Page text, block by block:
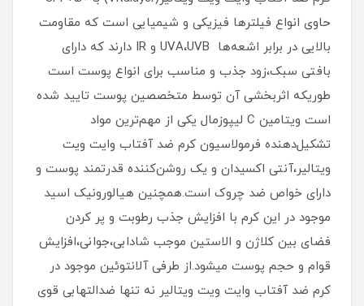
حاوی انواع فیلترها فیزیکی و شیمیایی است که مقاومت
بالایی در برابر اشعه‌ها UVA،UVB و IR دارند که دارای
بافتی سبک،زود جذب و مناسب برای انواع پوست است
طوریکه اثربخشی آن توسط متخصصین پوست تایید شده
است ویتامین C لیپوزمال یکی از مهم‌ترین مواد
تشکیل‌دهنده فرمولاسیون كرم ضد آفتاب وايت ويت
ويتالير،آنتی اکسیدان و یک روشن‌کننده قدرتمند پوست و
دارای خواص ضد چروک است.همچنین هیالورونیک اسید
موجود در این کرم با افزایش جذب رطوبت و پر کردن
فضای بین کلاژن و الاستین موجب شادابی،جوانی،افزایش
قوام و حجم پوست میشود.از طرفی آلانتوئین موجود در
كرم ضد آفتاب وايت ويت ويتالير نه تنها ضدالتهابی قوی